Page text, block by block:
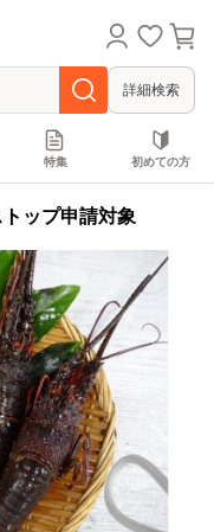
詳細検索
特集 初めての方
ップ申請対象